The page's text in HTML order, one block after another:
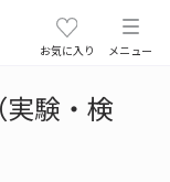
お気に入り メニュー
験・検